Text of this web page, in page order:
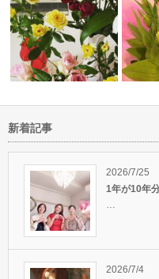
しょう
1人で悩まずにお気軽に御相談
くださいね！…
デト
は、
新着記事
2026/7/25
1年が10年
2026/7/4